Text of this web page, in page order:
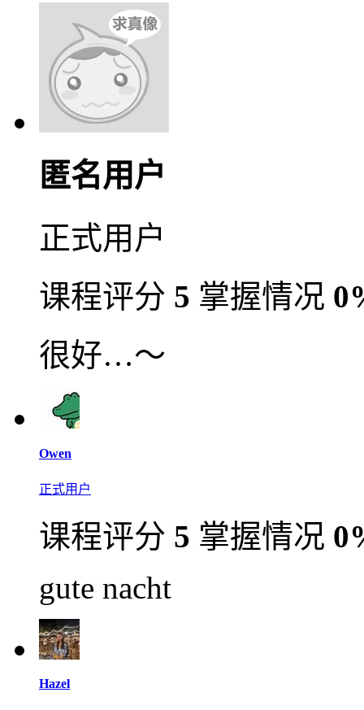
匿名用户
正式用户
课程评分 5 掌握情况
很好…～
Owen
正式用户
课程评分 5 掌握情况
gute nacht
Hazel